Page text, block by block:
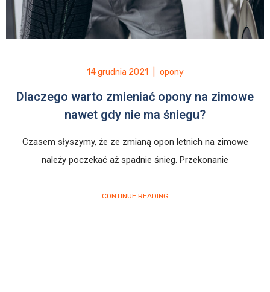
14 grudnia 2021 opony
Dlaczego warto zmieniać opony na zimowe
nawet gdy nie ma śniegu?
Czasem słyszymy, że ze zmianą opon letnich na zimowe
należy poczekać aż spadnie śnieg. Przekonanie
CONTINUE READING